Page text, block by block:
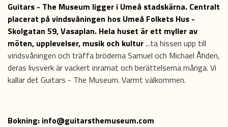
Guitars - The Museum ligger i Umeå stadskärna. Centralt
placerat på vindsvåningen hos Umeå Folkets Hus -
Skolgatan 59, Vasaplan. Hela huset är ett myller av
möten, upplevelser, musik och kultur...ta hissen upp till
vindsvåningen och träffa bröderna Samuel och Michael Åhden,
deras livsverk är vackert inramat och berättelserna många. Vi
kallar det Guitars - The Museum. Varmt välkommen.
Bokning: info@guitarsthemuseum.com